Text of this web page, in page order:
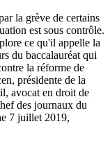
la grève de certains
est sous contrôle.
ce qu'il appelle la
du baccalauréat qui
la réforme de
présidente de la
avocat en droit de
des journaux du
7 juillet 2019,